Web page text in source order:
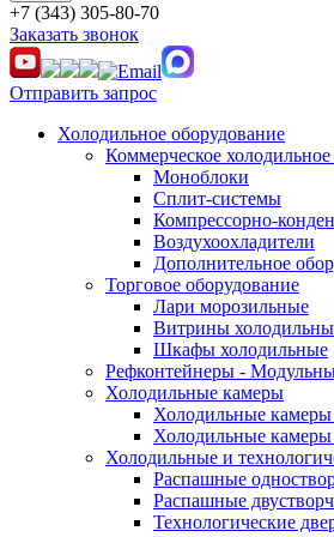
+7 (343) 305-80-70
Заказать звонок
Отправить запрос
Холодильное оборудование
Коммерческое
Моноблоки
Сплит-системы
Компрессорно-
Воздухоохладители
Дополнительное
Торговое оборудование
Лари морозильные
Витрины
Шкафы холодильные
Рефконтейнеры -
Холодильные камеры
Холодильные
Холодильные камеры
Холодильные и
Распашные
Распашные
Технологические